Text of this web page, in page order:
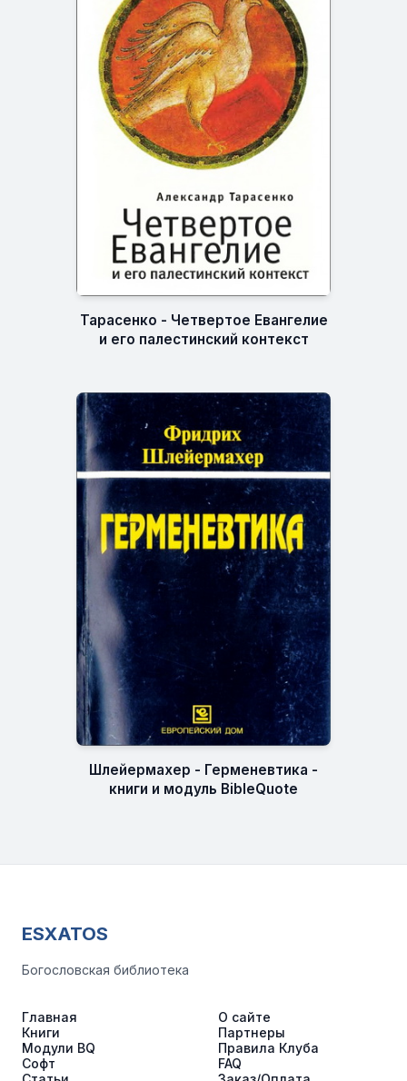
Тарасенко - Четвертое Евангелие
и его палестинский контекст
Шлейермахер - Герменевтика -
книги и модуль BibleQuote
ESXATOS
Богословская библиотека
Главная
Книги
Модули BQ
Софт
О сайте
Партнеры
Правила Клуба
FAQ